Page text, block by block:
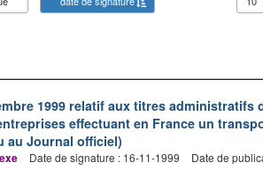
1999 relatif aux titres administratifs
effectuant en France un
au Journal officiel)
Date de signature : 16-11-1999 Date de